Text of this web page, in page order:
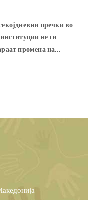
пречки во
не ги
промена на…